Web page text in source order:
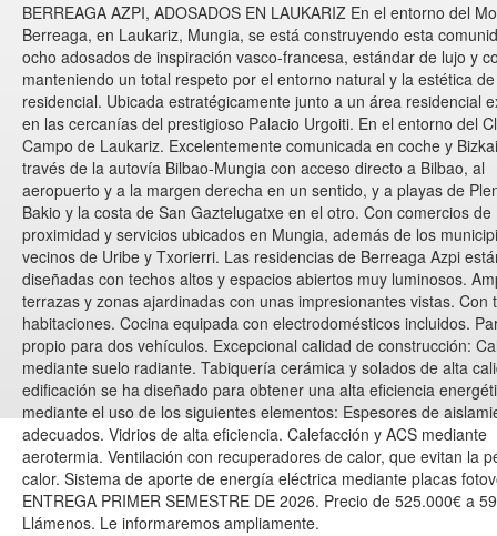
BERREAGA AZPI, ADOSADOS EN LAUKARIZ En el entorno del
Berreaga, en Laukariz, Mungia, se está construyendo esta
ocho adosados de inspiración vasco-francesa, estándar de lujo y
manteniendo un total respeto por el entorno natural y la estética
residencial. Ubicada estratégicamente junto a un área residencial
en las cercanías del prestigioso Palacio Urgoiti. En el entorno del
Campo de Laukariz. Excelentemente comunicada en coche y
través de la autovía Bilbao-Mungia con acceso directo a Bilbao, al
aeropuerto y a la margen derecha en un sentido, y a playas de
Bakio y la costa de San Gaztelugatxe en el otro. Con comercios de
proximidad y servicios ubicados en Mungia, además de los
vecinos de Uribe y Txorierri. Las residencias de Berreaga Azpi
diseñadas con techos altos y espacios abiertos muy luminosos.
terrazas y zonas ajardinadas con unas impresionantes vistas. Con
habitaciones. Cocina equipada con electrodomésticos incluidos.
propio para dos vehículos. Excepcional calidad de construcción:
mediante suelo radiante. Tabiquería cerámica y solados de alta
edificación se ha diseñado para obtener una alta eficiencia
mediante el uso de los siguientes elementos: Espesores de
adecuados. Vidrios de alta eficiencia. Calefacción y ACS mediante
aerotermia. Ventilación con recuperadores de calor, que evitan la
calor. Sistema de aporte de energía eléctrica mediante placas
ENTREGA PRIMER SEMESTRE DE 2026. Precio de 525.000€ a
Llámenos. Le informaremos ampliamente.